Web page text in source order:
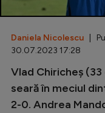
Inedit
Daniela Nicolescu |
30.07.2023 17:28
Vlad Chiricheș
seară în meciul
2-0. Andrea